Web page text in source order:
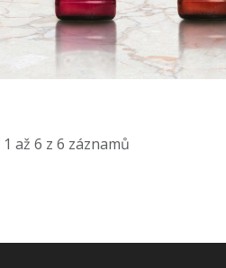
1 až 6 z 6 záznamů